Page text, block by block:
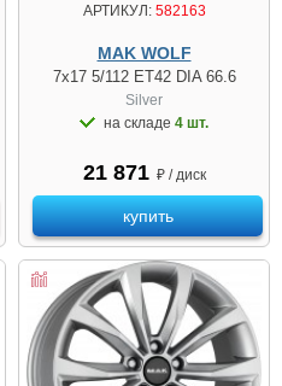
АРТИКУЛ:582163
MAK WOLF
7x17 5/112 ET42 DIA 66.6
Silver
на складе 4 шт.
21 871 ₽ / диск
купить